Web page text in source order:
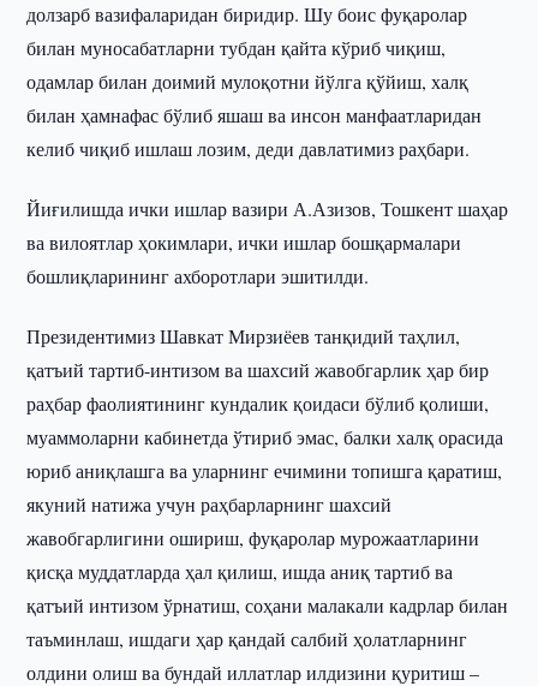
долзарб вазифаларидан биридир. Шу боис фуқаролар
билан муносабатларни тубдан қайта кўриб чиқиш,
одамлар билан доимий мулоқотни йўлга қўйиш, халқ
билан ҳамнафас бўлиб яшаш ва инсон манфаатларидан
келиб чиқиб ишлаш лозим, деди давлатимиз раҳбари.
Йиғилишда ички ишлар вазири А.Азизов, Тошкент шаҳар
ва вилоятлар ҳокимлари, ички ишлар бошқармалари
бошлиқларининг ахборотлари эшитилди.
Президентимиз Шавкат Мирзиёев танқидий таҳлил,
қатъий тартиб-интизом ва шахсий жавобгарлик ҳар бир
раҳбар фаолиятининг кундалик қоидаси бўлиб қолиши,
муаммоларни кабинетда ўтириб эмас, балки халқ орасида
юриб аниқлашга ва уларнинг ечимини топишга қаратиш,
якуний натижа учун раҳбарларнинг шахсий
жавобгарлигини ошириш, фуқаролар мурожаатларини
қисқа муддатларда ҳал қилиш, ишда аниқ тартиб ва
қатъий интизом ўрнатиш, соҳани малакали кадрлар билан
таъминлаш, ишдаги ҳар қандай салбий ҳолатларнинг
олдини олиш ва бундай иллатлар илдизини қуритиш –